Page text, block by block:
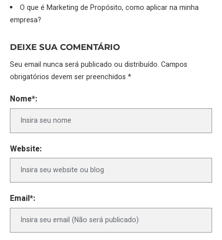
O que é Marketing de Propósito, como aplicar na minha
empresa?
DEIXE SUA COMENTÁRIO
Seu email nunca será publicado ou distribuído. Campos
obrigatórios devem ser preenchidos *
Nome*:
Website:
Email*: